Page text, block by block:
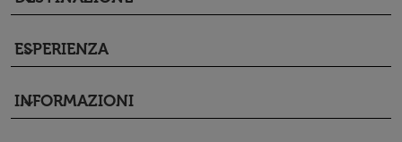
ESPERIENZA
keyboard_arrow_down
INFORMAZIONI
keyboard_arrow_down